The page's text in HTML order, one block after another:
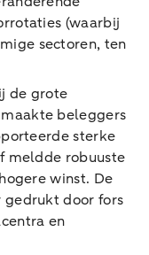
(waarbij
sectoren, ten
de grote
beleggers
sterke
meldde robuuste
winst. De
gedrukt door fors
en